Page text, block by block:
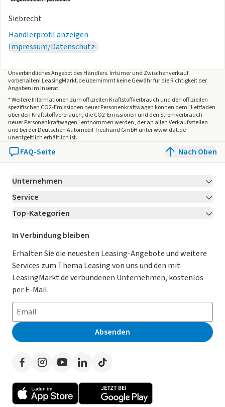
Siebrecht
Händlerprofil anzeigen
Impressum/Datenschutz
Unverbindliches Angebot desHändlers. Irrtümer und Zwischenverkauf
vorbehalten! LeasingMarkt.de übernimmt keine Gewähr für die Richtigkeit der
Angaben im Inserat.
* Weitere Informationen zum offiziellen Kraftstoffverbrauch und den offiziellen
spezifischen CO2-Emissionen neuer Personenkraftwagen können dem "Leitfaden
über den Kraftstoffverbrauch, die CO2-Emissionen und den Stromverbrauch
neuer Personenkraftwagen" entnommen werden, der an allen Verkaufsstellen
und bei der Deutschen Automobil Treuhand GmbH unter www.dat.de
unentgeltlich erhältlich ist.
FAQ-Seite Nach Oben
Unternehmen
Über LeasingMarkt.de
Karriere Jetzt bewerben!
Für Händler
Kooperation mit AutoScout24
AGB
Datenschutz
Impressum
Erklärung zur Barrierefreiheit
Presse
Service
Kontakt
Ratgeber
Magazin
Datenschutz-Einstellungen
So funktioniert’s
Häufig gestellte Fragen
Leasing-Lexikon
Auto-Tests
Werben auf LeasingMarkt.de
Top-Kategorien
Leasing Deals
Gebrauchtwagen Leasing
Leasing ohne Anzahlung
E-Auto Leasing
Privatleasing
Leasing-Vergleiche
Herstellerverzeichnis
Händlerverzeichnis
In Verbindung bleiben
Erhalten Sie die neuesten Leasing-Angebote und weitere
Services zum Thema Leasing von uns und den mit
LeasingMarkt.de verbundenen Unternehmen, kostenlos
per E-Mail.
Absenden